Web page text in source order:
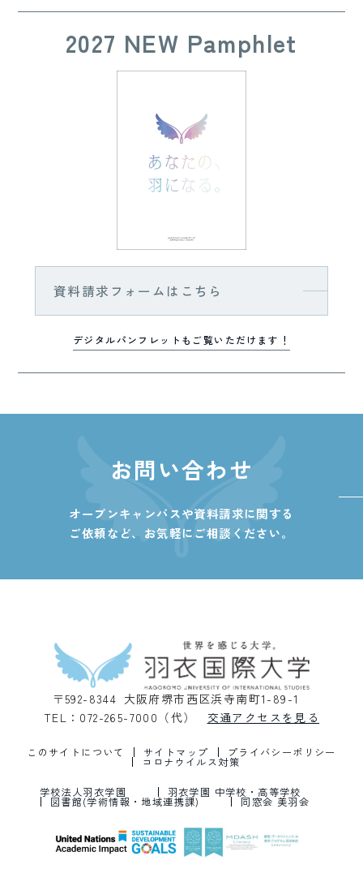
2027 NEW Pamphlet
資料請求フォームはこちら
デジタルパンフレットもご覧いただけます！
お問い合わせ
オープンキャンパスや資料請求に関する
ご依頼など、 お気軽にご相談ください。
〒592-8344 大阪府堺市西区浜寺南町1-89-1
TEL：072-265-7000（代）
交通アクセスを見る
このサイトについて サイトマップ プライバシーポリシー
コロナウイルス対策
学校法人羽衣学園 羽衣学園 中学校・高等学校
図書館(学術情報・地域連携課) 同窓会 美羽会